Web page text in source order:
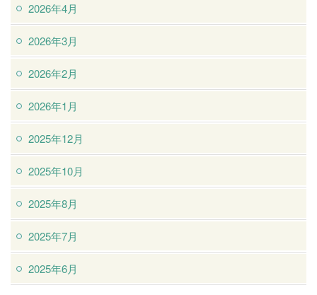
2026年4月
2026年3月
2026年2月
2026年1月
2025年12月
2025年10月
2025年8月
2025年7月
2025年6月